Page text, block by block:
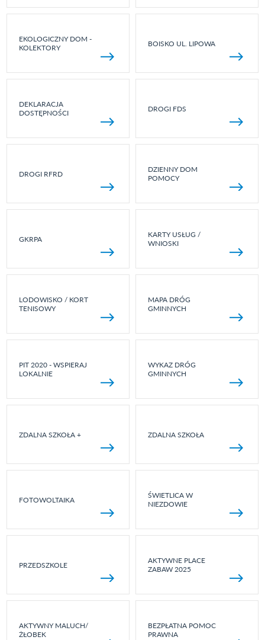
EKOLOGICZNY DOM -
KOLEKTORY
BOISKO UL. LIPOWA
DEKLARACJA
DOSTĘPNOŚCI
DROGI FDS
DROGI RFRD
DZIENNY DOM
POMOCY
GKRPA
KARTY USŁUG /
WNIOSKI
LODOWISKO / KORT
TENISOWY
MAPA DRÓG
GMINNYCH
PIT 2020 - WSPIERAJ
LOKALNIE
WYKAZ DRÓG
GMINNYCH
ZDALNA SZKOŁA + ZDALNA SZKOŁA
FOTOWOLTAIKA
ŚWIETLICA W
NIEZDOWIE
PRZEDSZKOLE
AKTYWNE PLACE
ZABAW 2025
AKTYWNY MALUCH/
ŻŁOBEK
BEZPŁATNA POMOC
PRAWNA